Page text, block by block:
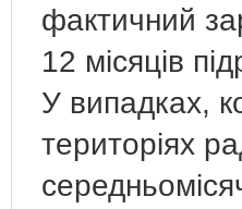
фактичний
12 місяців
У випадках,
територіях